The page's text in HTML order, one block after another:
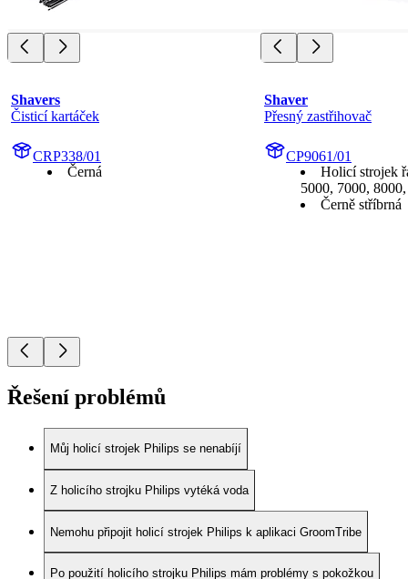
Shavers
Čisticí kartáček
CRP338/01
Černá
Shaver
Přesný zastřihovač
CP9061/01
Holicí strojek
5000, 7000,
Černě stříbrná
Řešení problémů
Můj holicí strojek Philips se nenabíjí
Z holicího strojku Philips vytéká voda
Nemohu připojit holicí strojek Philips k aplikaci GroomTribe
Po použití holicího strojku Philips mám problémy s pokožkou